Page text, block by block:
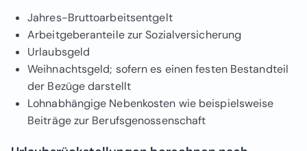
Jahres-Bruttoarbeitsentgelt
Arbeitgeberanteile zur Sozialversicherung
Urlaubsgeld
Weihnachtsgeld; sofern es einen festen Bestandteil
der Bezüge darstellt
Lohnabhängige Nebenkosten wie beispielsweise
Beiträge zur Berufsgenossenschaft